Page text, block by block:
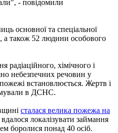
- повідомили
основної та спеціальної
а також 52 людини особового
радіаційного, хімічного і
небезпечних речовин у
встановлюється. Жертв і
в ДСНС.
сталася велика пожежа на
локалізувати займання
боролися понад 40 осіб.